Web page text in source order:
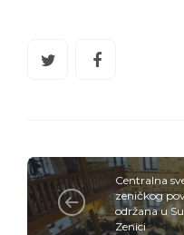
Centralna
zeničkog
održana u
Zenici